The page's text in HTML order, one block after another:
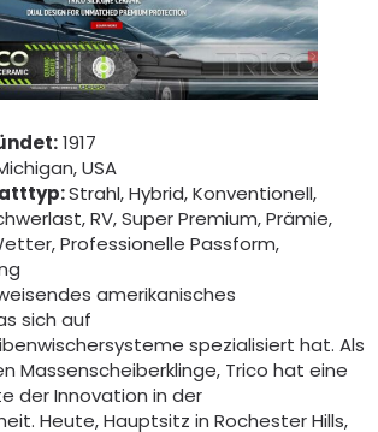
1917
USA
Strahl, Hybrid, Konventionell,
RV, Super Premium, Prämie,
Professionelle Passform,
amerikanisches
sich auf
spezialisiert hat. Als
Massenscheiberklinge, Trico hat eine
der Innovation in der
Heute, Hauptsitz in Rochester Hills,